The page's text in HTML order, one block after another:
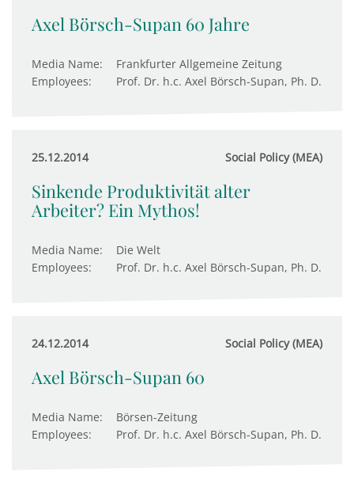
Axel Börsch-Supan 60 Jahre
Media Name:
Frankfurter Allgemeine Zeitung
Employees:
Prof. Dr. h.c. Axel Börsch-Supan, Ph. D.
25.12.2014 Social Policy (MEA)
Sinkende Produktivität alter
Arbeiter? Ein Mythos!
Media Name:
Die Welt
Employees:
Prof. Dr. h.c. Axel Börsch-Supan, Ph. D.
24.12.2014 Social Policy (MEA)
Axel Börsch-Supan 60
Media Name:
Börsen-Zeitung
Employees:
Prof. Dr. h.c. Axel Börsch-Supan, Ph. D.